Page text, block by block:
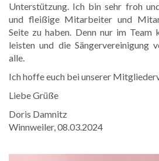
Unterstützung. Ich bin sehr froh
und fleißige Mitarbeiter und
Seite zu haben. Denn nur im
leisten und die Sängervereinigung
alle.
Ich hoffe euch bei unserer
Liebe Grüße
Doris Damnitz
Winnweiler, 08.03.2024